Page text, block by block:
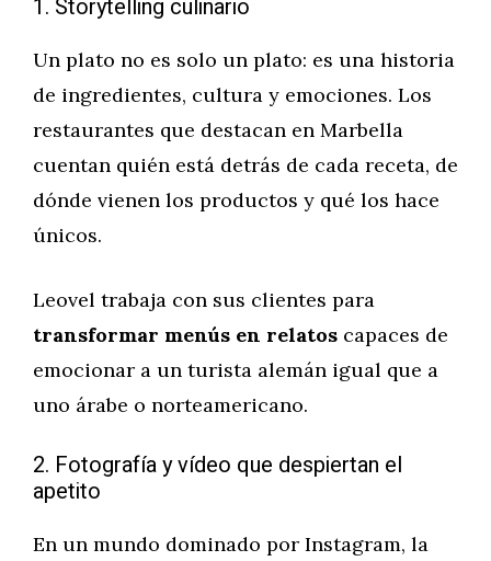
1. Storytelling culinario
Un plato no es solo un plato: es una historia
de ingredientes, cultura y emociones. Los
restaurantes que destacan en Marbella
cuentan quién está detrás de cada receta, de
dónde vienen los productos y qué los hace
únicos.
Leovel trabaja con sus clientes para
transformar menús en relatos capaces de
emocionar a un turista alemán igual que a
uno árabe o norteamericano.
2. Fotografía y vídeo que despiertan el
apetito
En un mundo dominado por Instagram, la